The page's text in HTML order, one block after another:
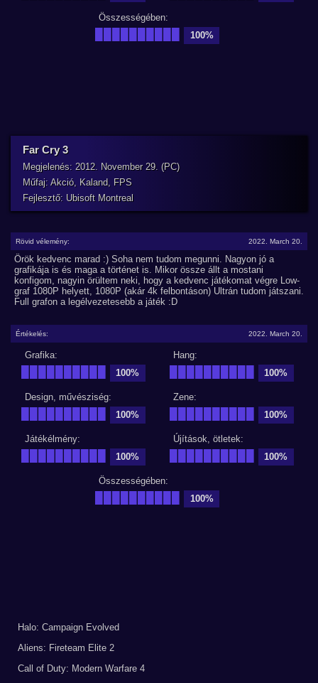
Összességében:
100%
Far Cry 3
Megjelenés: 2012. November 29. (PC)
Műfaj: Akció, Kaland, FPS
Fejlesztő: Ubisoft Montreal
Rövid vélemény: 2022. March 20.
Örök kedvenc marad :) Soha nem tudom megunni. Nagyon jó a
grafikája is és maga a történet is. Mikor össze állt a mostani
konfigom, nagyin örültem neki, hogy a kedvenc játékomat végre Low-
graf 1080P helyett, 1080P (akár 4k felbontáson) Ultrán tudom játszani.
Full grafon a legélvezetesebb a játék :D
Értékelés: 2022. March 20.
Grafika:
100%
Hang:
100%
Design, művésziség:
100%
Zene:
100%
Játékélmény:
100%
Újítások, ötletek:
100%
Összességében:
100%
Halo: Campaign Evolved
Aliens: Fireteam Elite 2
Call of Duty: Modern Warfare 4